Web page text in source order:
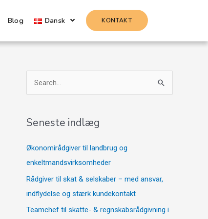
Blog Dansk KONTAKT
e
f
Seneste indlæg
Økonomirådgiver til landbrug og
enkeltmandsvirksomheder
Rådgiver til skat & selskaber – med ansvar,
indflydelse og stærk kundekontakt
Teamchef til skatte- & regnskabsrådgivning i